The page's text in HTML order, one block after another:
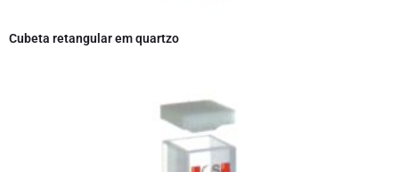
Cubeta retangular em quartzo